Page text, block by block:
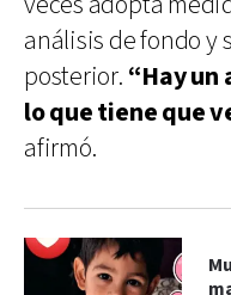
análisis de fondo y
posterior. “Hay un
lo que tiene que
afirmó.